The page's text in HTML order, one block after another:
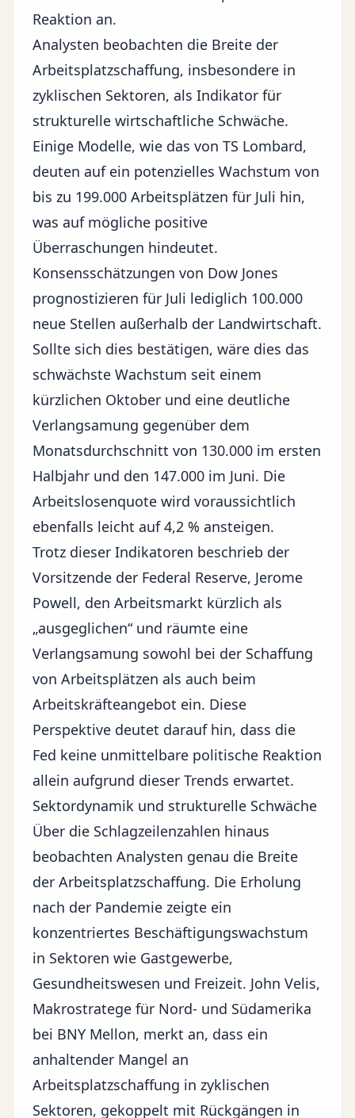
Reaktion an.
Analysten beobachten die Breite der
Arbeitsplatzschaffung, insbesondere in
zyklischen Sektoren, als Indikator für
strukturelle wirtschaftliche Schwäche.
Einige Modelle, wie das von TS Lombard,
deuten auf ein potenzielles Wachstum von
bis zu 199.000 Arbeitsplätzen für Juli hin,
was auf mögliche positive
Überraschungen hindeutet.
Konsensschätzungen von Dow Jones
prognostizieren für Juli lediglich 100.000
neue Stellen außerhalb der Landwirtschaft.
Sollte sich dies bestätigen, wäre dies das
schwächste Wachstum seit einem
kürzlichen Oktober und eine deutliche
Verlangsamung gegenüber dem
Monatsdurchschnitt von 130.000 im ersten
Halbjahr und den 147.000 im Juni. Die
Arbeitslosenquote wird voraussichtlich
ebenfalls leicht auf 4,2 % ansteigen.
Trotz dieser Indikatoren beschrieb der
Vorsitzende der Federal Reserve, Jerome
Powell, den Arbeitsmarkt kürzlich als
„ausgeglichen“ und räumte eine
Verlangsamung sowohl bei der Schaffung
von Arbeitsplätzen als auch beim
Arbeitskräfteangebot ein. Diese
Perspektive deutet darauf hin, dass die
Fed keine unmittelbare politische Reaktion
allein aufgrund dieser Trends erwartet.
Sektordynamik und strukturelle Schwäche
Über die Schlagzeilenzahlen hinaus
beobachten Analysten genau die Breite
der Arbeitsplatzschaffung. Die Erholung
nach der Pandemie zeigte ein
konzentriertes Beschäftigungswachstum
in Sektoren wie Gastgewerbe,
Gesundheitswesen und Freizeit. John Velis,
Makrostratege für Nord- und Südamerika
bei BNY Mellon, merkt an, dass ein
anhaltender Mangel an
Arbeitsplatzschaffung in zyklischen
Sektoren, gekoppelt mit Rückgängen in